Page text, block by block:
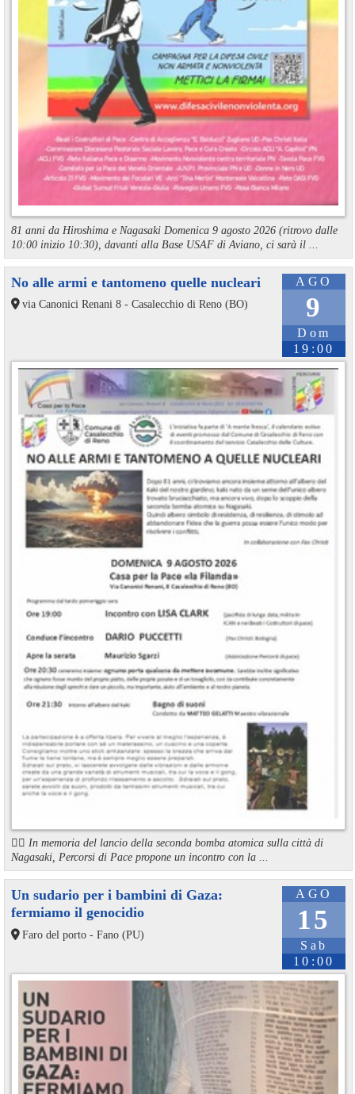
81 anni da Hiroshima e Nagasaki Domenica 9 agosto 2026 (ritrovo dalle
10:00 inizio 10:30), davanti alla Base USAF di Aviano, ci sarà il ...
AGO
9
Dom
19:00
No alle armi e tantomeno quelle nucleari
via Canonici Renani 8 - Casalecchio di Reno (BO)
🏳️‍🌈 In memoria del lancio della seconda bomba atomica sulla città di
Nagasaki, Percorsi di Pace propone un incontro con la ...
AGO
15
Sab
10:00
Un sudario per i bambini di Gaza:
fermiamo il genocidio
Faro del porto - Fano (PU)